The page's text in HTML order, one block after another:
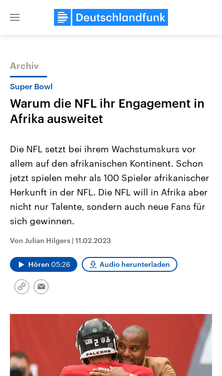
Close
Themen
Landtagswahl Sachsen-Anhalt
2026
Alle Informationen
Sachsen-Anhalt wählt am 6.
September 2026 einen neuen
Landtag. Seit 2021 wird das
Bundesland von einer Koalition aus
CDU, SPD und FDP regiert.-
Umfragen, Prognosen,
Wahlprogramme, aktuelle Berichte
und Kandidaten der anstehenden
Wahl.
USA
Aktuelle Beiträge,
Hintergründe
Wirtschaftlich und
gehören die Vereinigten
den mächtigsten Ländern
Archiv
Super Bowl
Warum die NFL ihr Engagement in
Afrika ausweitet
Die NFL setzt bei ihrem Wachstumskurs vor
allem auf den afrikanischen Kontinent. Schon
jetzt spielen mehr als 100 Spieler afrikanischer
Herkunft in der NFL. Die NFL will in Afrika aber
nicht nur Talente, sondern auch neue Fans für
sich gewinnen.
Von Julian Hilgers | 11.02.2023
Hören 05:26 Audio herunterladen
Link
Email